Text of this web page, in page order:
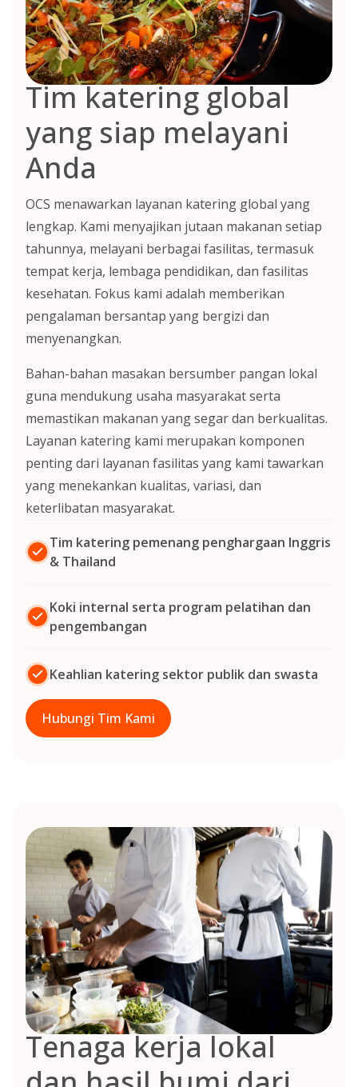
Tim katering global
yang siap melayani
Anda
OCS menawarkan layanan katering global yang
lengkap. Kami menyajikan jutaan makanan setiap
tahunnya, melayani berbagai fasilitas, termasuk
tempat kerja, lembaga pendidikan, dan fasilitas
kesehatan. Fokus kami adalah memberikan
pengalaman bersantap yang bergizi dan
menyenangkan.
Bahan-bahan masakan bersumber pangan lokal
guna mendukung usaha masyarakat serta
memastikan makanan yang segar dan berkualitas.
Layanan katering kami merupakan komponen
penting dari layanan fasilitas yang kami tawarkan
yang menekankan kualitas, variasi, dan
keterlibatan masyarakat.
Tim katering pemenang penghargaan Inggris
& Thailand
Koki internal serta program pelatihan dan
pengembangan
Keahlian katering sektor publik dan swasta
Hubungi Tim Kami
Tenaga kerja lokal